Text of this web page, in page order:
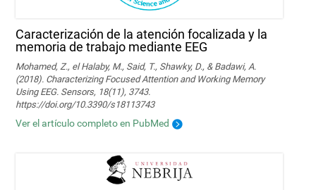
Caracterización de la atención focalizada y la
memoria de trabajo mediante EEG
Mohamed, Z., el Halaby, M., Said, T., Shawky, D., & Badawi, A.
(2018). Characterizing Focused Attention and Working Memory
Using EEG. Sensors, 18(11), 3743.
https://doi.org/10.3390/s18113743
Ver el artículo completo en PubMed